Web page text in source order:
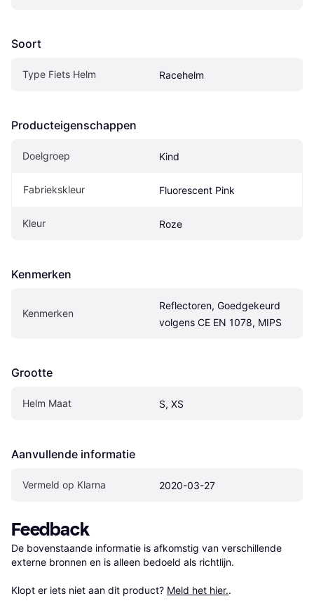
Soort
Type Fiets Helm Racehelm
Producteigenschappen
Doelgroep Kind
Fabriekskleur Fluorescent Pink
Kleur Roze
Kenmerken
Kenmerken
Reflectoren, Goedgekeurd
volgens CE EN 1078, MIPS
Grootte
Helm Maat S, XS
Aanvullende informatie
Vermeld op Klarna 2020-03-27
Feedback
De bovenstaande informatie is afkomstig van verschillende
externe bronnen en is alleen bedoeld als richtlijn.
Klopt er iets niet aan dit product? Meld het hier..